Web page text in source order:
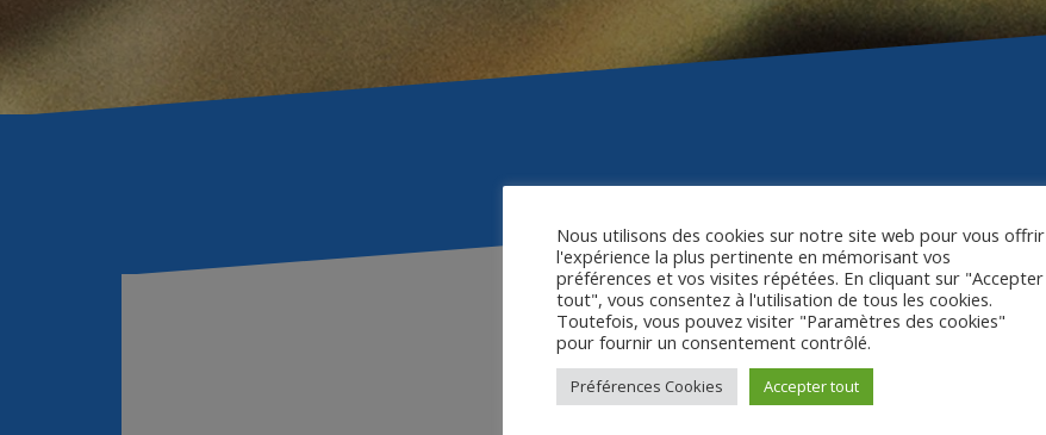
Fiche interactive
Nous utilisons des cookies sur notre site web pour vous offrir
l'expérience la plus pertinente en mémorisant vos
préférences et vos visites répétées. En cliquant sur "Accepter
tout", vous consentez à l'utilisation de tous les cookies.
Toutefois, vous pouvez visiter "Paramètres des cookies"
pour fournir un consentement contrôlé.
Préférences Cookies Accepter tout